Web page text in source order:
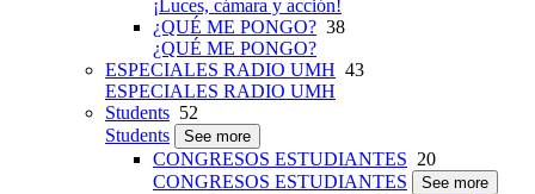
¡Luces, cámara y acción!
¿QUÉ ME PONGO? 38
¿QUÉ ME PONGO?
ESPECIALES RADIO UMH 43
ESPECIALES RADIO UMH
Students 52
Students
See more
CONGRESOS ESTUDIANTES 20
CONGRESOS ESTUDIANTES
See more